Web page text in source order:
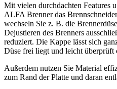
Mit vielen durchdachten Features
ALFA Brenner das
wechseln Sie z. B. die
Dejustieren des Brenners
reduziert. Die Kappe lässt sich
Düse frei liegt und leicht überprüft
Außerdem nutzen Sie Material
zum Rand der Platte und daran